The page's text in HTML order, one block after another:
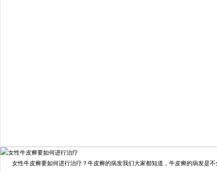
我要咨询 我要预约
女性牛皮癣要如何进行治疗？牛皮癣的病发我们大家都知道，牛皮癣的病发是不